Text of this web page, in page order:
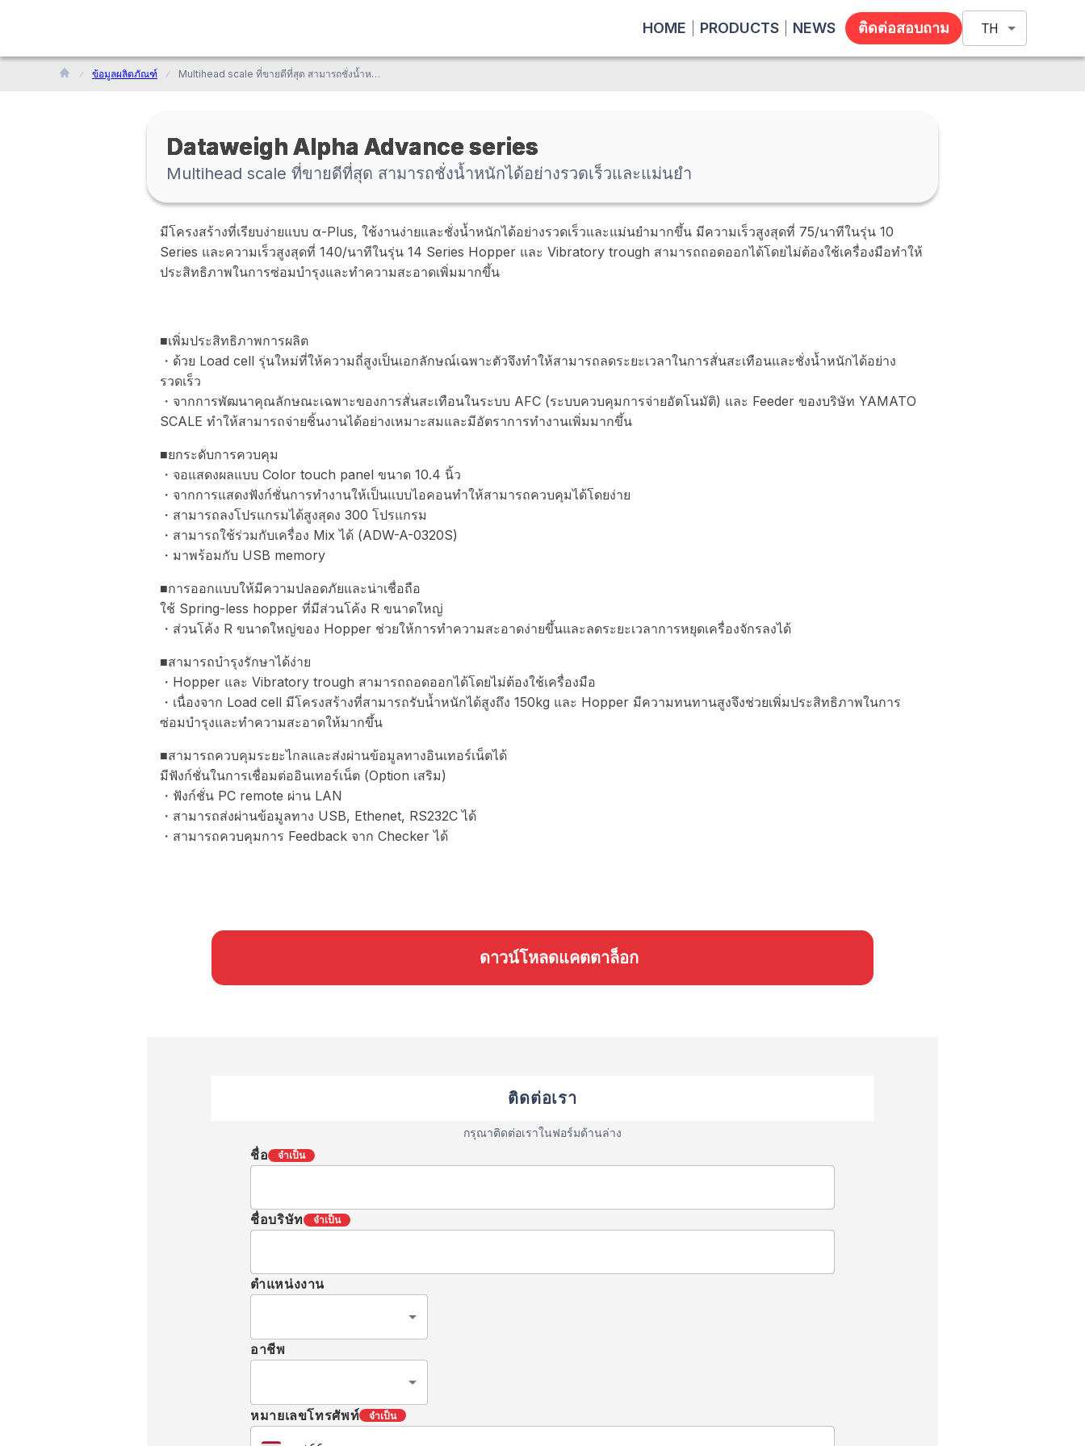
HOME PRODUCTS NEWS ติดต่อสอบถาม TH
ข้อมูลผลิตภัณฑ์ Multihead scale ที่ขายดีที่สุด สามารถชั่งน้ำหนักได้อย่างรวดเร็วและแม่นยำ
Dataweigh Alpha Advance series
Multihead scale ที่ขายดีที่สุด สามารถชั่งน้ำหนักได้อย่างรวดเร็วและแม่นยำ
มีโครงสร้างที่เรียบง่ายแบบ α-Plus, ใช้งานง่ายและชั่งน้ำหนักได้อย่างรวดเร็วและแม่นยำมากขึ้น มีความเร็วสูงสุดที่ 75/นาทีในรุ่น 10
Series และความเร็วสูงสุดที่ 140/นาทีในรุ่น 14 Series Hopper และ Vibratory trough สามารถถอดออกได้โดยไม่ต้องใช้เครื่องมือทำให้
ประสิทธิภาพในการซ่อมบำรุงและทำความสะอาดเพิ่มมากขึ้น
■เพิ่มประสิทธิภาพการผลิต
・ด้วย Load cell รุ่นใหม่ที่ให้ความถี่สูงเป็นเอกลักษณ์เฉพาะตัวจึงทำให้สามารถลดระยะเวลาในการสั่นสะเทือนและชั่งน้ำหนักได้อย่าง
รวดเร็ว
・จากการพัฒนาคุณลักษณะเฉพาะของการสั่นสะเทือนในระบบ AFC (ระบบควบคุมการจ่ายอัตโนมัติ) และ Feeder ของบริษัท YAMATO
SCALE ทำให้สามารถจ่ายชิ้นงานได้อย่างเหมาะสมและมีอัตราการทำงานเพิ่มมากขึ้น
■ยกระดับการควบคุม
・จอแสดงผลแบบ Color touch panel ขนาด 10.4 นิ้ว
・จากการแสดงฟังก์ชั่นการทำงานให้เป็นแบบไอคอนทำให้สามารถควบคุมได้โดยง่าย
・สามารถลงโปรแกรมได้สูงสุดง 300 โปรแกรม
・สามารถใช้ร่วมกับเครื่อง Mix ได้ (ADW-A-0320S)
・มาพร้อมกับ USB memory
■การออกแบบให้มีความปลอดภัยและน่าเชื่อถือ
ใช้ Spring-less hopper ที่มีส่วนโค้ง R ขนาดใหญ่
・ส่วนโค้ง R ขนาดใหญ่ของ Hopper ช่วยให้การทำความสะอาดง่ายขึ้นและลดระยะเวลาการหยุดเครื่องจักรลงได้
■สามารถบำรุงรักษาได้ง่าย
・Hopper และ Vibratory trough สามารถถอดออกได้โดยไม่ต้องใช้เครื่องมือ
・เนื่องจาก Load cell มีโครงสร้างที่สามารถรับน้ำหนักได้สูงถึง 150kg และ Hopper มีความทนทานสูงจึงช่วยเพิ่มประสิทธิภาพในการ
ซ่อมบำรุงและทำความสะอาดให้มากขึ้น
■สามารถควบคุมระยะไกลและส่งผ่านข้อมูลทางอินเทอร์เน็ตได้
มีฟังก์ชั่นในการเชื่อมต่ออินเทอร์เน็ต (Option เสริม)
・ฟังก์ชั่น PC remote ผ่าน LAN
・สามารถส่งผ่านข้อมูลทาง USB, Ethenet, RS232C ได้
・สามารถควบคุมการ Feedback จาก Checker ได้
ดาวน์โหลดแคตตาล็อก
ติดต่อเรา
กรุณาติดต่อเราในฟอร์มด้านล่าง
ชื่อ จำเป็น
ชื่อบริษัท จำเป็น
ตำแหน่งงาน
อาชีพ
หมายเลขโทรศัพท์ จำเป็น